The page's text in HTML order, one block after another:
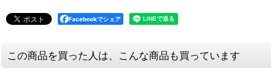
Facebookでシェア
この商品を買った人は、こんな商品も買っています